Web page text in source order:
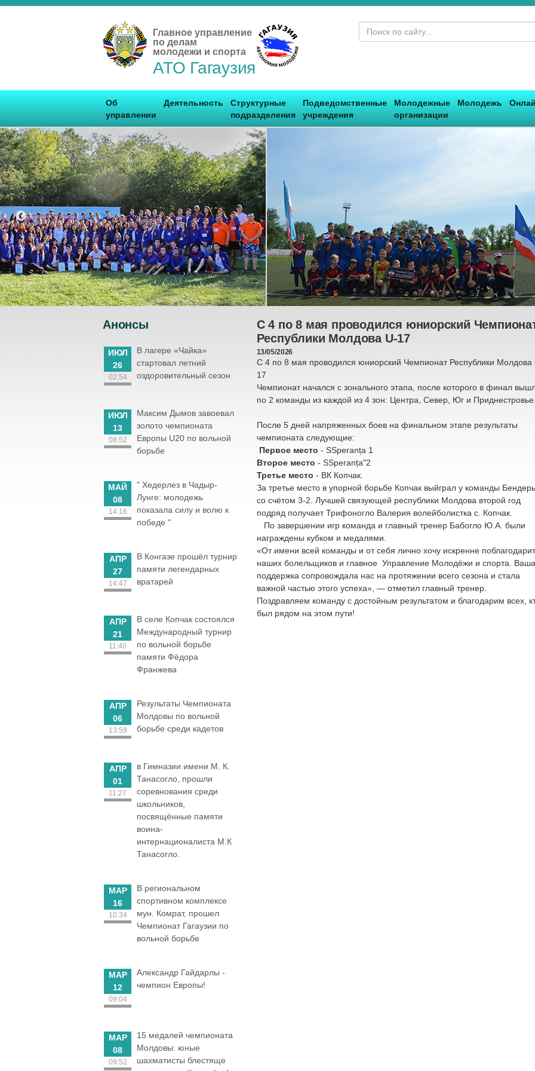
Главное управление
по делам
молодежи и спорта
АТО Гагаузия
Об
управлении
Деятельность
Структурные
подразделения
Подведомственные
учреждения
Молодежные
организации
Молодежь
Анонсы
ИЮЛ
26
02:54
В лагере «Чайка»
стартовал летний
оздоровительный сезон
ИЮЛ
13
08:52
Максим Дымов завоевал
золото чемпионата
Европы U20 по вольной
борьбе
МАЙ
08
14:16
" Хедерлез в Чадыр-
Лунге: молодежь
показала силу и волю к
победе "
АПР
27
14:47
В Конгазе прошёл турнир
памяти легендарных
вратарей
АПР
21
11:40
В селе Копчак состоялся
Международный турнир
по вольной борьбе
памяти Фёдора
Франжева
АПР
06
13:59
Результаты Чемпионата
Молдовы по вольной
борьбе среди кадетов
АПР
01
11:27
в Гимназии имени М. К.
Танасогло, прошли
соревнования среди
школьников,
посвящённые памяти
воина-
интернационалиста М.К
Танасогло.
МАР
16
10:34
В региональном
спортивном комплексе
мун. Комрат, прошел
Чемпионат Гагаузии по
вольной борьбе
МАР
12
09:04
Александр Гайдарлы -
чемпион Европы!
МАР
08
09:52
15 медалей чемпионата
Молдовы: юные
шахматисты блестяще
С 4 по 8 мая проводился юниорский
Республики Молдова U-17
13/05/2026
С 4 по 8 мая проводился юниорский Чемпионат Республики Молдова
17
Чемпионат начался с зонального этапа, после которого в финал
по 2 команды из каждой из 4 зон: Центра, Север, Юг и Приднестровье.
После 5 дней напряженных боев на финальном этапе результаты
чемпионата следующие:
Первое место - SSperanța 1
Второе место - SSperanța"2
Третье место - ВК Копчак.
За третье место в упорной борьбе Копчак выйграл у команды
со счётом 3-2. Лучшей связующей республики Молдова второй год
подряд получает Трифоногло Валерия волейболистка с. Копчак.
По завершении игр команда и главный тренер Бабогло Ю.А. были
награждены кубком и медалями.
«От имени всей команды и от себя лично хочу искренне
наших болельщиков и главное Управление Молодёжи и спорта. Ваша
поддержка сопровождала нас на протяжении всего сезона и стала
важной частью этого успеха», — отметил главный тренер.
Поздравляем команду с достойным результатом и благодарим всех,
был рядом на этом пути!